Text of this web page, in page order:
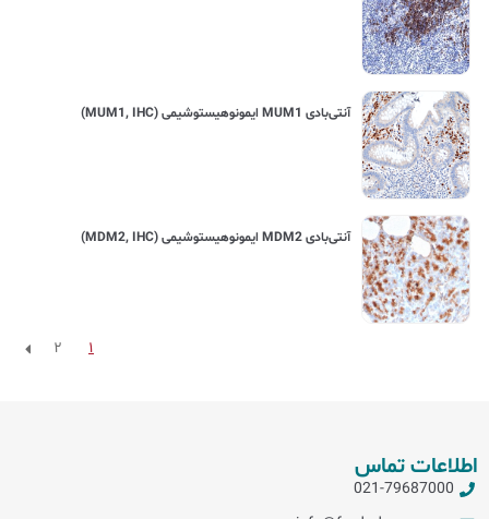
آنتی‌بادی MUM1 ایمونوهیستوشیمی (MUM1, IHC)
آنتی‌بادی MDM2 ایمونوهیستوشیمی (MDM2, IHC)
1
2
اطلاعات تماس
021-79687000